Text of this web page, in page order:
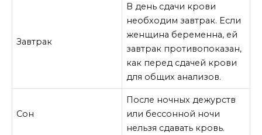
Завтрак
В день сдачи крови
необходим завтрак. Если
женщина беременна, ей
завтрак противопоказан,
как перед сдачей крови
для общих анализов.
Сон
После ночных дежурств
или бессонной ночи
нельзя сдавать кровь.